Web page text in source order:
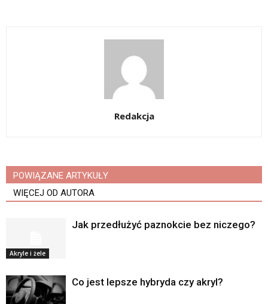
Redakcja
POWIĄZANE ARTYKUŁY
WIĘCEJ OD AUTORA
Akryle i żele
Jak przedłużyć paznokcie bez niczego?
Co jest lepsze hybryda czy akryl?